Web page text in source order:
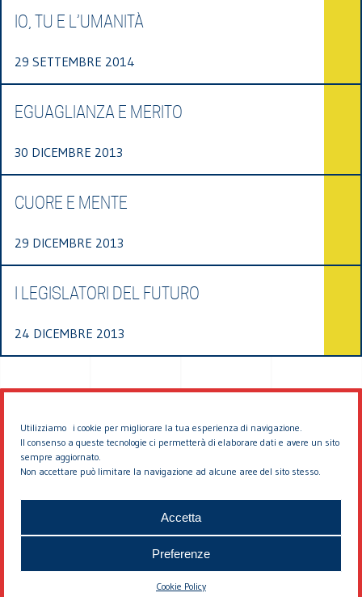
Utilizziamo i cookie per migliorare la tua esperienza di navigazione.
Il consenso a queste tecnologie ci permetterà di elaborare dati e avere un sito
sempre aggiornato.
Non accettare può limitare la navigazione ad alcune aree del sito stesso.
Accetta
Preferenze
Cookie Policy
IO, TU E L’UMANITÀ
29 SETTEMBRE 2014
EGUAGLIANZA E MERITO
30 DICEMBRE 2013
CUORE E MENTE
29 DICEMBRE 2013
I LEGISLATORI DEL FUTURO
24 DICEMBRE 2013
© 2026 EDDYBURG